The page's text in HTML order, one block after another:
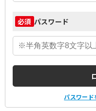
必須 パスワード
パスワー